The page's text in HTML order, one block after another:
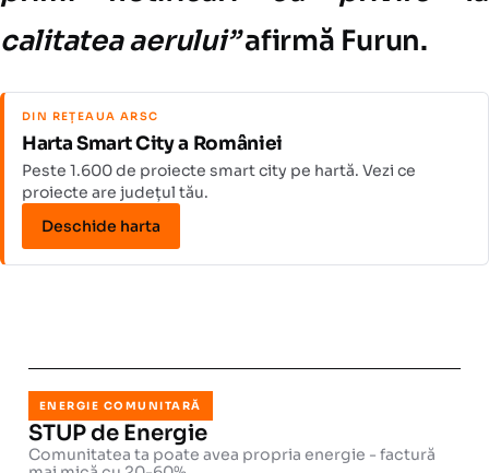
calitatea aerului”afirmă Furun.
DIN REȚEAUA ARSC
Harta Smart City a României
Peste 1.600 de proiecte smart city pe hartă. Vezi ce
proiecte are județul tău.
Deschide harta
ENERGIE COMUNITARĂ
STUP de Energie
Comunitatea ta poate avea propria energie - factură